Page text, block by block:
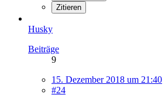
Zitieren
Husky
Beiträge
9
15. Dezember 2018 um 21:40
#24